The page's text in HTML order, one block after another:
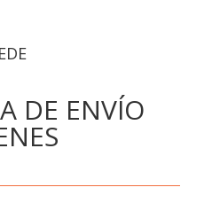
DE ENVÍO